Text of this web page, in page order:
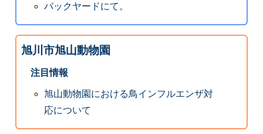
バックヤードにて。
旭川市旭山動物園
注目情報
旭山動物園における鳥インフルエンザ対
応について